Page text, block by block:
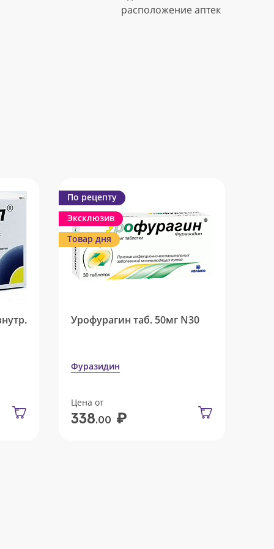
расположение аптек
По рецепту
Эксклюзив
Товар дня
Урофурагин таб. 50мг N30
Фуразидин
Цена от
338.00 ₽